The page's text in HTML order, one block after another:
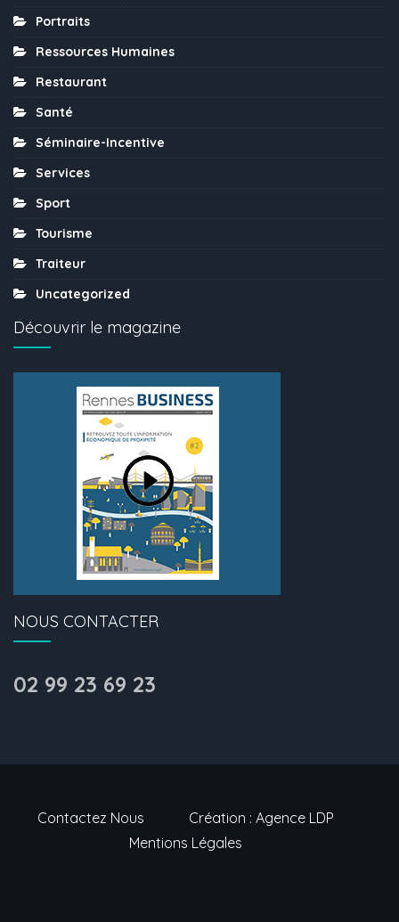
Portraits
Ressources Humaines
Restaurant
Santé
Séminaire-Incentive
Services
Sport
Tourisme
Traiteur
Uncategorized
Découvrir le magazine
NOUS CONTACTER
02 99 23 69 23
Contactez Nous
Création : Agence LDP
Mentions Légales